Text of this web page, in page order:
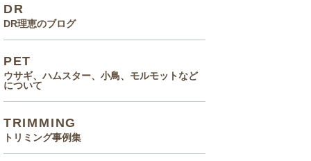
DR
DR理恵のブログ
PET
ウサギ、ハムスター、小鳥、モルモットなど
について
TRIMMING
トリミング事例集